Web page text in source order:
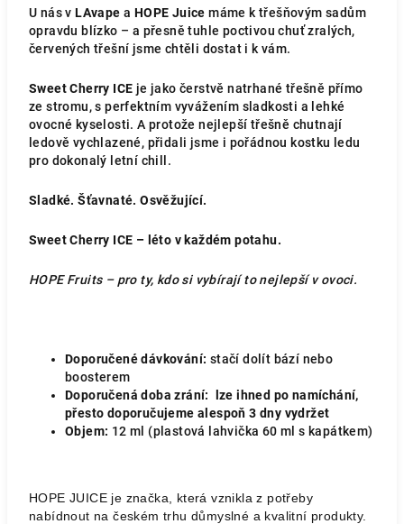
U nás vLAvape a HOPE Juice máme k třešňovým sadům
opravdu blízko – a přesně tuhle poctivou chuť zralých,
červených třešní jsme chtěli dostat i k vám.
Sweet Cherry ICE je jako čerstvě natrhané třešně přímo
ze stromu, s perfektním vyvážením sladkosti a lehké
ovocné kyselosti. A protože nejlepší třešně chutnají
ledově vychlazené, přidali jsme i pořádnou kostku ledu
pro dokonalý letní chill.
Sladké. Šťavnaté. Osvěžující.
Sweet Cherry ICE – léto v každém potahu.
HOPE Fruits – pro ty, kdo si vybírají to nejlepší v ovoci.
Doporučené dávkování: stačí dolít bází nebo
boosterem
Doporučená doba zrání:
lze ihned po namíchání,
přesto doporučujeme alespoň 3 dny vydržet
Objem: 12ml (plastová lahvička 60 ml s kapátkem)
HOPE JUICE je značka, která vznikla z potřeby
nabídnout na českém trhu důmyslné a kvalitní produkty.